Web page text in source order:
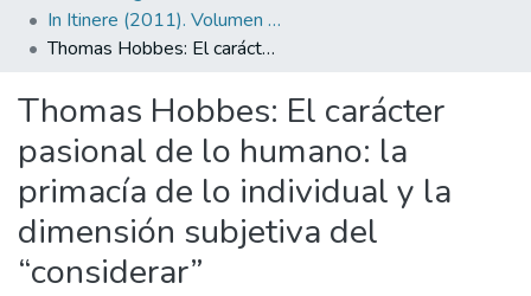
&
Collections
All of DSpace
Statistics
Log
In Itinere (2011). Volumen 1, número 1
Thomas Hobbes: El carácter pasional de lo humano: la primacía de lo individual y la dimensión subjetiva del “considerar”
Thomas Hobbes: El carácter
pasional de lo humano: la
primacía de lo individual y la
dimensión subjetiva del
“considerar”